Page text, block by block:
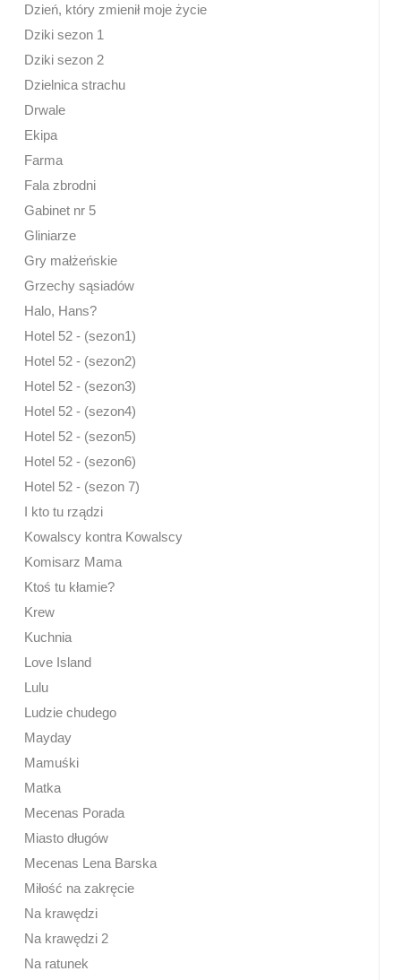
Dzień, który zmienił moje życie
Dziki sezon 1
Dziki sezon 2
Dzielnica strachu
Drwale
Ekipa
Farma
Fala zbrodni
Gabinet nr 5
Gliniarze
Gry małżeńskie
Grzechy sąsiadów
Halo, Hans?
Hotel 52 - (sezon1)
Hotel 52 - (sezon2)
Hotel 52 - (sezon3)
Hotel 52 - (sezon4)
Hotel 52 - (sezon5)
Hotel 52 - (sezon6)
Hotel 52 - (sezon 7)
I kto tu rządzi
Kowalscy kontra Kowalscy
Komisarz Mama
Ktoś tu kłamie?
Krew
Kuchnia
Love Island
Lulu
Ludzie chudego
Mayday
Mamuśki
Matka
Mecenas Porada
Miasto długów
Mecenas Lena Barska
Miłość na zakręcie
Na krawędzi
Na krawędzi 2
Na ratunek